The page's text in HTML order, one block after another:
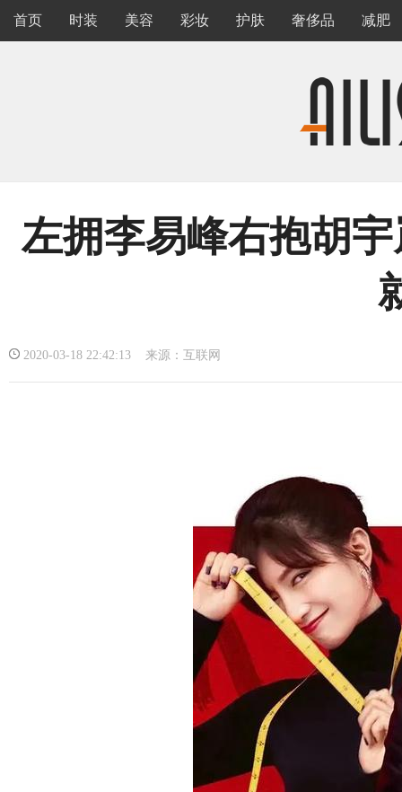
首页 时装 美容 彩妆 护肤 奢侈品 减肥
左拥李易峰右抱胡
2020-03-18 22:42:13 来源：互联网